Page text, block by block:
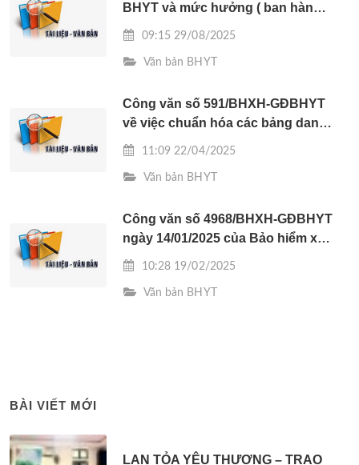
BHYT và mức hưởng ( ban hành
kèm theo Công văn số /BHXH-
BHXH tỉnh Hà Tĩnh)
09:15 29/08/2025
Văn bản BHYT
Công văn số 591/BHXH-GĐBHYT
về việc chuẩn hóa các bảng danh
mục ban hành kèm theo quyết
11:09 22/04/2025
Văn bản BHYT
Công văn số 4968/BHXH-GĐBHYT
ngày 14/01/2025 của Bảo hiểm xã
hội tỉnh Hà Tĩnh về hướng dẫn
thiết bị y tế cho người bệnh theo
10:28 19/02/2025
Văn bản BHYT
BÀI VIẾT MỚI
LAN TỎA YÊU THƯƠNG – TRAO